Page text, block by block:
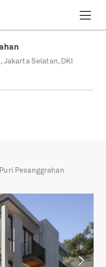
Jakarta Selatan, DKI
Pesanggrahan